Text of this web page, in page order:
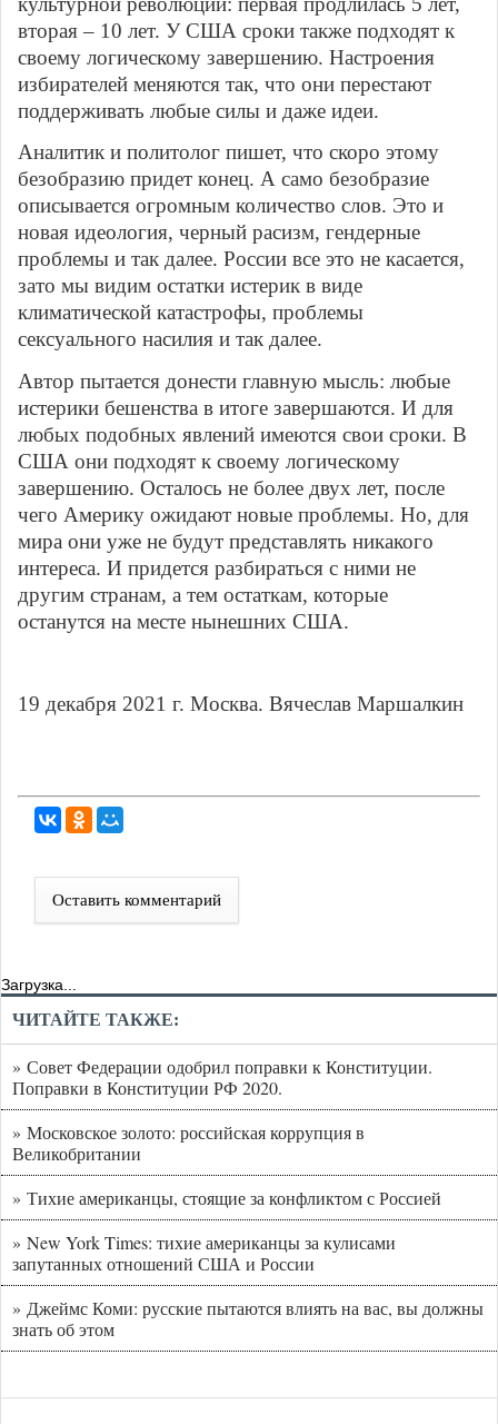
вторая – 10 лет. У США сроки также подходят к
своему логическому завершению. Настроения
избирателей меняются так, что они перестают
поддерживать любые силы и даже идеи.
Аналитик и политолог пишет, что скоро этому
безобразию придет конец. А само безобразие
описывается огромным количество слов. Это и
новая идеология, черный расизм, гендерные
проблемы и так далее. России все это не касается,
зато мы видим остатки истерик в виде
климатической катастрофы, проблемы
сексуального насилия и так далее.
Автор пытается донести главную мысль: любые
истерики бешенства в итоге завершаются. И для
любых подобных явлений имеются свои сроки. В
США они подходят к своему логическому
завершению. Осталось не более двух лет, после
чего Америку ожидают новые проблемы. Но, для
мира они уже не будут представлять никакого
интереса. И придется разбираться с ними не
другим странам, а тем остаткам, которые
останутся на месте нынешних США.
19 декабря 2021 г. Москва. Вячеслав Маршалкин
Оставить комментарий
Загрузка...
ЧИТАЙТЕ ТАКЖЕ:
» Совет Федерации одобрил поправки к Конституции.
Поправки в Конституции РФ 2020.
» Московское золото: российская коррупция в
Великобритании
» Тихие американцы, стоящие за конфликтом с Россией
» New York Times: тихие американцы за кулисами
запутанных отношений США и России
» Джеймс Коми: русские пытаются влиять на вас, вы должны
знать об этом